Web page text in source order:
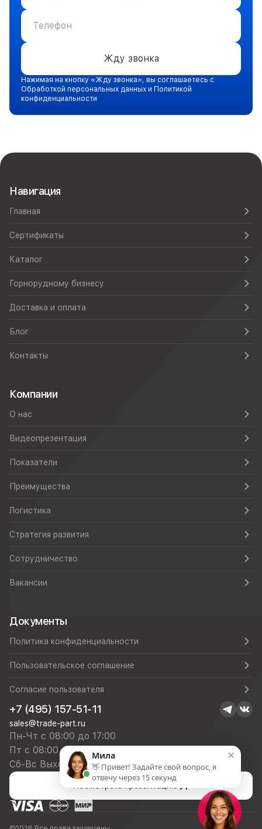
Жду звонка
Нажимая на кнопку «Жду звонка», вы соглашаетесь с
Обработкой персональных данных и Политикой
конфиденциальности
Навигация
Главная
Сертификаты
Каталог
Горнорудному бизнесу
Доставка и оплата
Блог
Контакты
Компании
О нас
Видеопрезентация
Показатели
Преимущества
Логистика
Стратегия развития
Сотрудничество
Вакансии
Документы
Политика конфиденциальности
Пользовательское соглашение
Согласие пользователя
+7 (495) 157-51-11
sales@trade-part.ru
Пн-Чт с 08:00 до 17:00
Пт с 08:00 до 16:00
Сб-Вс Выходной
×
Мила
👋 Привет! Задайте свой вопрос, я
отвечу через 15 секунд